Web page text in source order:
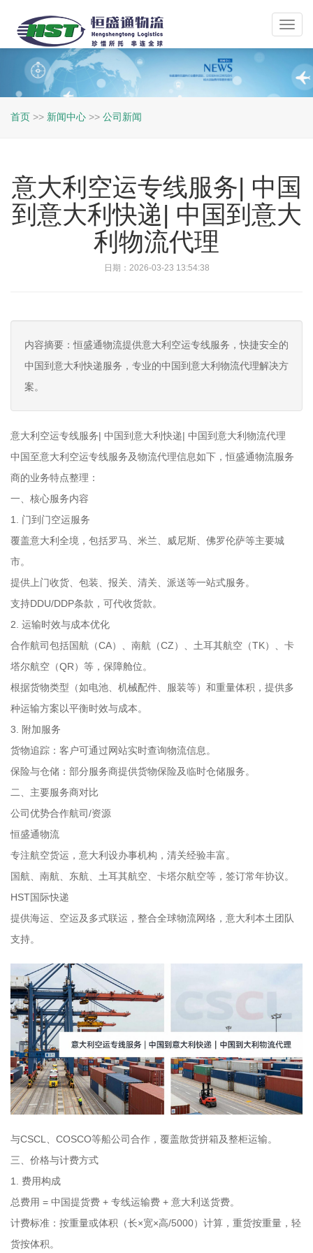
首页 >> 新闻中心 >> 公司新闻
意大利空运专线服务| 中国
到意大利快递| 中国到意大
利物流代理
日期：2026-03-23 13:54:38
内容摘要：恒盛通物流提供意大利空运专线服务，快捷安全的
中国到意大利快递服务，专业的中国到意大利物流代理解决方
案。
意大利空运专线服务| 中国到意大利快递| 中国到意大利物流代理
中国至意大利空运专线服务及物流代理信息如下，恒盛通物流服务
商的业务特点整理：
一、核心服务内容
1. 门到门空运服务
覆盖意大利全境，包括罗马、米兰、威尼斯、佛罗伦萨等主要城
市。
提供上门收货、包装、报关、清关、派送等一站式服务。
支持DDU/DDP条款，可代收货款。
2. 运输时效与成本优化
合作航司包括国航（CA）、南航（CZ）、土耳其航空（TK）、卡
塔尔航空（QR）等，保障舱位。
根据货物类型（如电池、机械配件、服装等）和重量体积，提供多
种运输方案以平衡时效与成本。
3. 附加服务
货物追踪：客户可通过网站实时查询物流信息。
保险与仓储：部分服务商提供货物保险及临时仓储服务。
二、主要服务商对比
公司优势合作航司/资源
恒盛通物流
专注航空货运，意大利设办事机构，清关经验丰富。
国航、南航、东航、土耳其航空、卡塔尔航空等，签订常年协议。
HST国际快递
提供海运、空运及多式联运，整合全球物流网络，意大利本土团队
支持。
与CSCL、COSCO等船公司合作，覆盖散货拼箱及整柜运输。
三、价格与计费方式
1. 费用构成
总费用 = 中国提货费 + 专线运输费 + 意大利送货费。
计费标准：按重量或体积（长×宽×高/5000）计算，重货按重量，轻
货按体积。